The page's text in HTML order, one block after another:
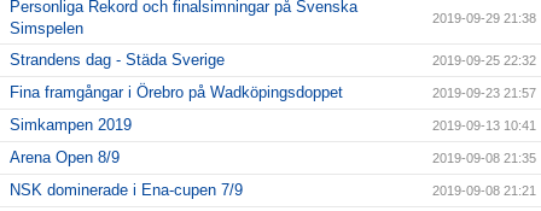
Personliga Rekord och finalsimningar på Svenska
Simspelen
2019-09-29 21:38
Strandens dag - Städa Sverige 2019-09-25 22:32
Fina framgångar i Örebro på Wadköpingsdoppet 2019-09-23 21:57
Simkampen 2019 2019-09-13 10:41
Arena Open 8/9 2019-09-08 21:35
NSK dominerade i Ena-cupen 7/9 2019-09-08 21:21